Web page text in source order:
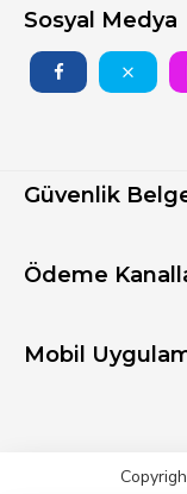
Sosyal Medya
Güvenlik
Ödeme
Mobil